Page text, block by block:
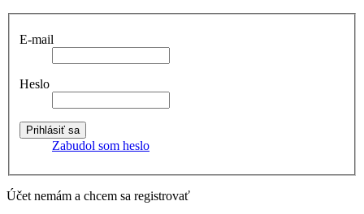
E-mail
Heslo
Zabudol som heslo
Účet nemám a chcem sa registrovať